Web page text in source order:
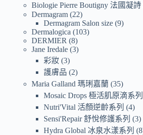
Biologie Pierre Boutigny 法國凝詩
Dermagram 22
Dermagram Salon size 9
Dermalogica
103
DERMIER
8
Jane Iredale 3
彩妝 3
護膚品
2
Maria Galland 瑪琍嘉蘭 35
Mosaic Drops 極活肌原滴系列
Nutri'Vital 活顏逆齡系列
4
Sensi'Repair 舒悅修護系列
3
Hydra Global 冰泉水漾系列
8